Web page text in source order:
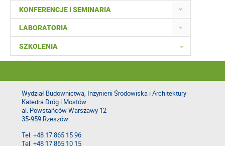
KONFERENCJE I SEMINARIA
LABORATORIA
SZKOLENIA
Wydział Budownictwa, Inżynierii Środowiska i Architektury
Katedra Dróg i Mostów
al. Powstańców Warszawy 12
35-959 Rzeszów
Tel: +48 17 865 15 96
Tel. +48 17 865 10 15